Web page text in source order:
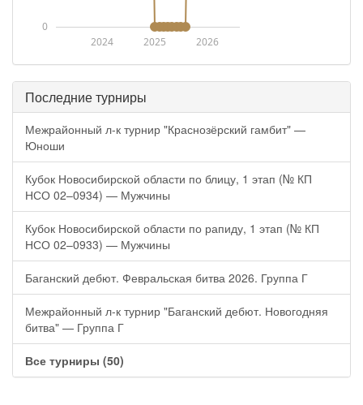
2024 2025 2026
0
Последние турниры
Межрайонный л-к турнир "Краснозёрский гамбит" —
Юноши
Кубок Новосибирской области по блицу, 1 этап (№ КП
НСО 02–0934) — Мужчины
Кубок Новосибирской области по рапиду, 1 этап (№ КП
НСО 02–0933) — Мужчины
Баганский дебют. Февральская битва 2026. Группа Г
Межрайонный л-к турнир "Баганский дебют. Новогодняя
битва" — Группа Г
Все турниры (50)